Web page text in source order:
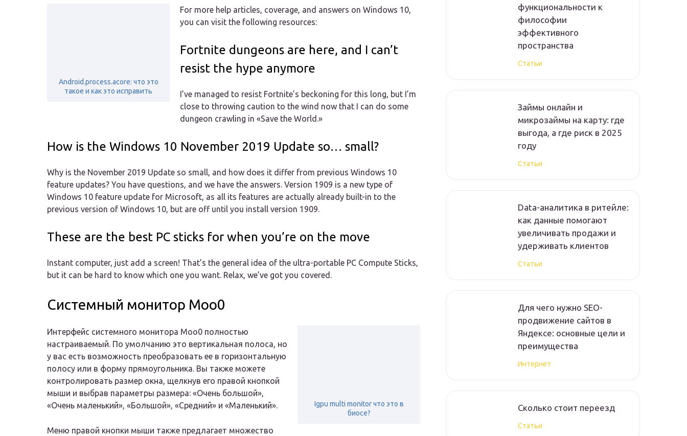
Android.process.acore: что это
такое и как это исправить
For more help articles, coverage, and answers on Windows 10,
you can visit the following resources:
Fortnite dungeons are here, and I can’t
resist the hype anymore
I’ve managed to resist Fortnite’s beckoning for this long, but I’m
close to throwing caution to the wind now that I can do some
dungeon crawling in «Save the World.»
How is the Windows 10 November 2019 Update so… small?
Why is the November 2019 Update so small, and how does it differ from previous Windows 10
feature updates? You have questions, and we have the answers. Version 1909 is a new type of
Windows 10 feature update for Microsoft, as all its features are actually already built-in to the
previous version of Windows 10, but are off until you install version 1909.
These are the best PC sticks for when you’re on the move
Instant computer, just add a screen! That’s the general idea of the ultra-portable PC Compute Sticks,
but it can be hard to know which one you want. Relax, we’ve got you covered.
Системный монитор Moo0
Igpu multi monitor что это в
биосе?
Интерфейс системного монитора Moo0 полностью
настраиваемый. По умолчанию это вертикальная полоса, но
у вас есть возможность преобразовать ее в горизонтальную
полосу или в форму прямоугольника. Вы также можете
контролировать размер окна, щелкнув его правой кнопкой
мыши и выбрав параметры размера: «Очень большой»,
«Очень маленький», «Большой», «Средний» и «Маленький».
Меню правой кнопки мыши также предлагает множество
функциональности к
философии
эффективного
пространства
Статьи
Займы онлайн и
микрозаймы на карту: где
выгода, а где риск в 2025
году
Статьи
Data-аналитика в ритейле:
как данные помогают
увеличивать продажи и
удерживать клиентов
Статьи
Для чего нужно SEO-
продвижение сайтов в
Яндексе: основные цели и
преимущества
Интернет
Сколько стоит переезд
Статьи